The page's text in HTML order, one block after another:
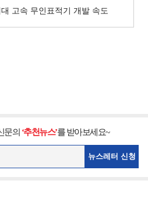
고속 무인표적기 개발 속도
문의 ‘추천뉴스’를 받아보세요~
뉴스레터 신청